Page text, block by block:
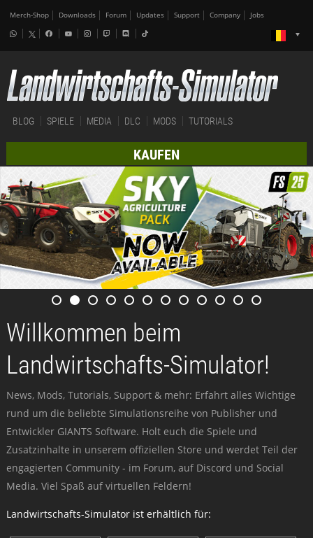
Merch-Shop Downloads Forum Updates Support Company Jobs
BLOG SPIELE MEDIA DLC MODS TUTORIALS
KAUFEN
Willkommen beim
Landwirtschafts-Simulator!
News, Mods, Tutorials, Support & mehr: Erfahrt alles Wichtige
rund um die beliebte Simulationsreihe von Publisher und
Entwickler GIANTS Software. Holt euch die Spiele und
Zusatzinhalte in unserem offiziellen Store und werdet Teil der
engagierten Community - im Forum, auf Discord und Social
Media. Viel Spaß auf virtuellen Feldern!
Landwirtschafts-Simulator ist erhältlich für: